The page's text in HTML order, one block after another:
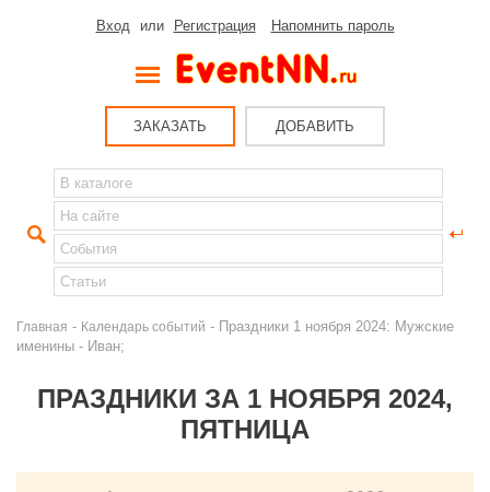
Вход или Регистрация Напомнить пароль
ЗАКАЗАТЬ ДОБАВИТЬ
Главная - Календарь событий - Праздники 1 ноября 2024: Мужские
именины - Иван;
ПРАЗДНИКИ ЗА 1 НОЯБРЯ 2024,
ПЯТНИЦА